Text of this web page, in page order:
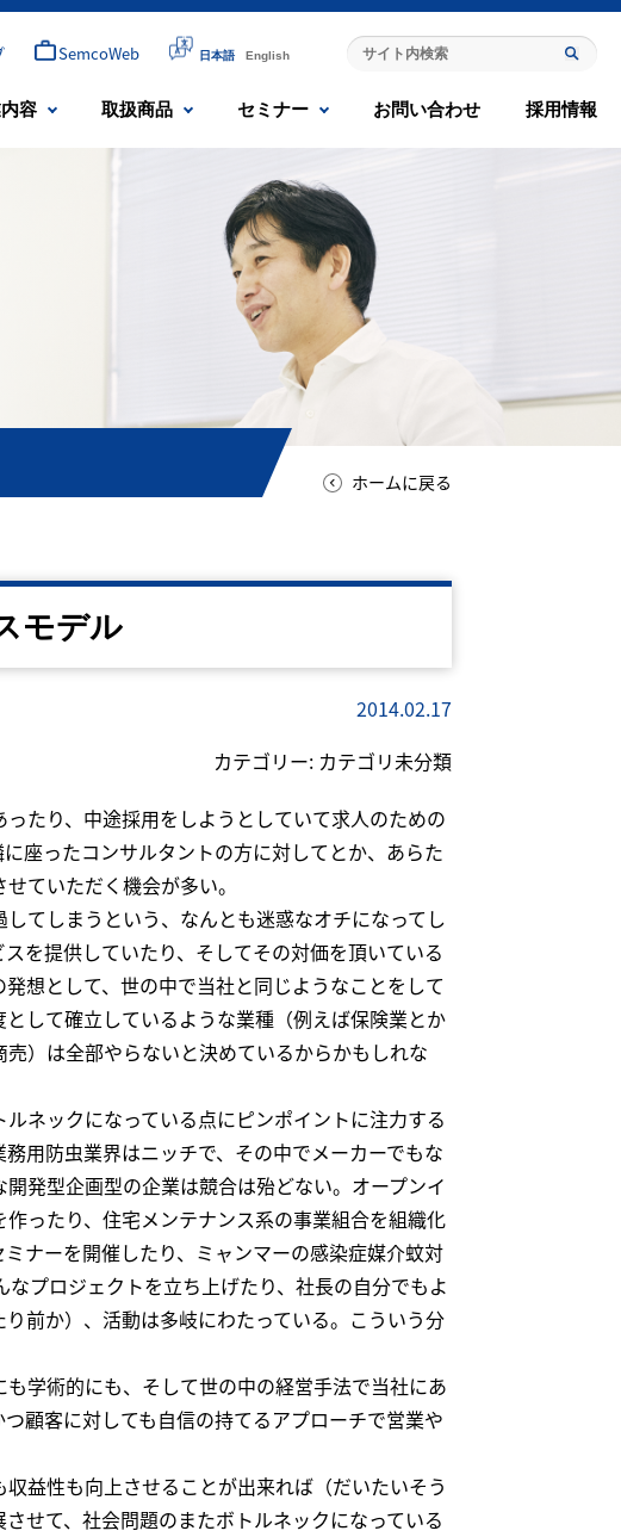
SemcoWeb 日本語 English
容 取扱商品 セミナー お問い合わせ 採用情報
ホームに戻る
モデル
2014.02.17
カテゴリー: カテゴリ未分類
たり、中途採用をしようとしていて求人のための
座ったコンサルタントの方に対してとか、あらた
ていただく機会が多い。
てしまうという、なんとも迷惑なオチになってし
を提供していたり、そしてその対価を頂いている
想として、世の中で当社と同じようなことをして
して確立しているような業種（例えば保険業とか
）は全部やらないと決めているからかもしれな
ネックになっている点にピンポイントに注力する
用防虫業界はニッチで、その中でメーカーでもな
発型企画型の企業は競合は殆どない。オープンイ
ったり、住宅メンテナンス系の事業組合を組織化
ナーを開催したり、ミャンマーの感染症媒介蚊対
プロジェクトを立ち上げたり、社長の自分でもよ
前か）、活動は多岐にわたっている。こういう分
学術的にも、そして世の中の経営手法で当社にあ
顧客に対しても自信の持てるアプローチで営業や
益性も向上させることが出来れば（だいたいそう
せて、社会問題のまたボトルネックになっている